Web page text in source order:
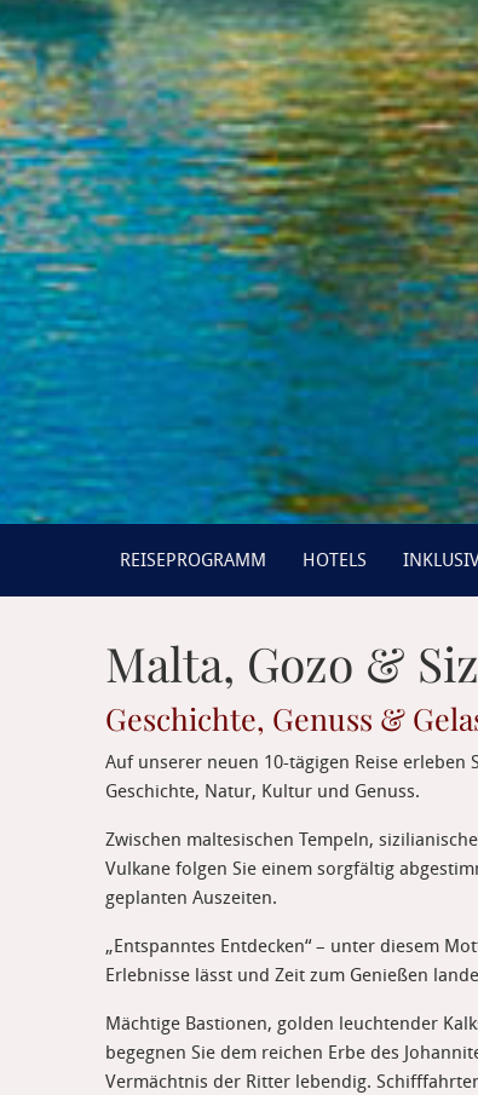
REISEPROGRAMM HOTELS
Malta, Gozo &
Geschichte, Genuss &
Auf unserer neuen 10-tägigen Reise
Geschichte, Natur, Kultur und Genuss.
Zwischen maltesischen Tempeln,
Vulkane folgen Sie einem sorgfältig
geplanten Auszeiten.
„Entspanntes Entdecken“ – unter diesem
Erlebnisse lässt und Zeit zum Genießen
Mächtige Bastionen, golden leuchtender
begegnen Sie dem reichen Erbe des
Vermächtnis der Ritter lebendig.